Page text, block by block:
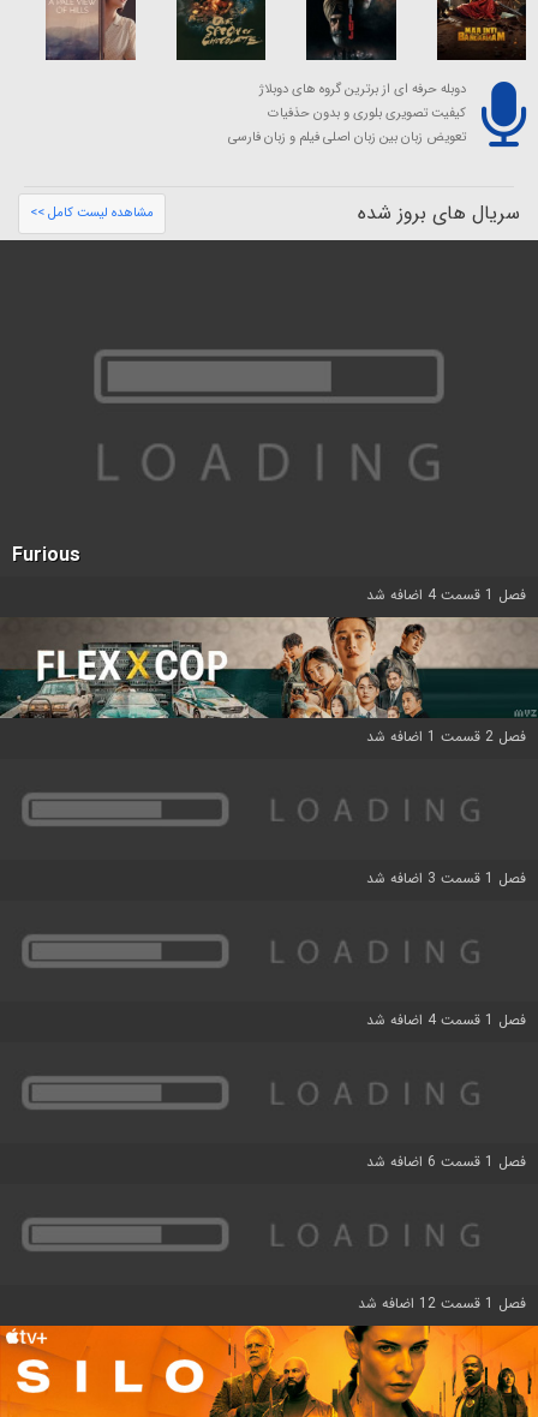
دوبله حرفه ای از برترین گروه های دوبلاژ
کیفیت تصویری بلوری و بدون حذفیات
تعویض زبان بین زبان اصلی فیلم و زبان فارسی
سریال های بروز شده مشاهده لیست کامل >>
Furious
فصل 1 قسمت 4 اضافه شد
فصل 2 قسمت 1 اضافه شد
فصل 1 قسمت 3 اضافه شد
فصل 1 قسمت 4 اضافه شد
فصل 1 قسمت 6 اضافه شد
فصل 1 قسمت 12 اضافه شد